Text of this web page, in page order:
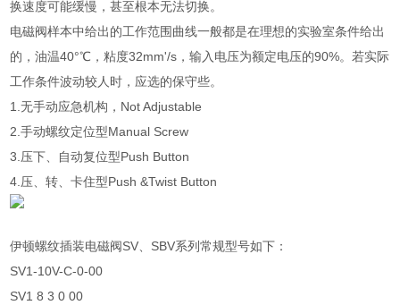
换速度可能缓慢，甚至根本无法切换。
电磁阀样本中给出的工作范围曲线一般都是在理想的实验室条件给出
的，油温40°℃，粘度32mm'/s，输入电压为额定电压的90%。若实际
工作条件波动较人时，应选的保守些。
1.无手动应急机构，Not Adjustable
2.手动螺纹定位型Manual Screw
3.压下、自动复位型Push Button
4.压、转、卡住型Push &Twist Button
伊顿螺纹插装电磁阀SV、SBV系列常规型号如下：
SV1-10V-C-0-00
SV1 8 3 0 00